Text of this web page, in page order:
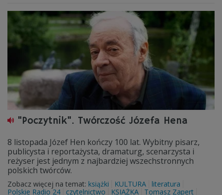
"Poczytnik". Twórczość Józefa Hena
8 listopada Józef Hen kończy 100 lat. Wybitny pisarz,
publicysta i reportażysta, dramaturg, scenarzysta i
reżyser jest jednym z najbardziej wszechstronnych
polskich twórców.
Zobacz więcej na temat: książki KULTURA
literatura
Polskie Radio 24
czytelnictwo KSIĄŻKA Tomasz Zapert